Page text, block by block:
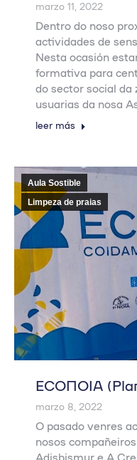
marzo 11, 2022
Dentro do noso
actividades de
Nesta ocasión
formativa para
do sector social da
usuarias da nosa
leer más
Aula Sostible
Limpeza de praias
ECONOIA
marzo 8, 2022
O pasado venres
nosos
Adisbismur e A